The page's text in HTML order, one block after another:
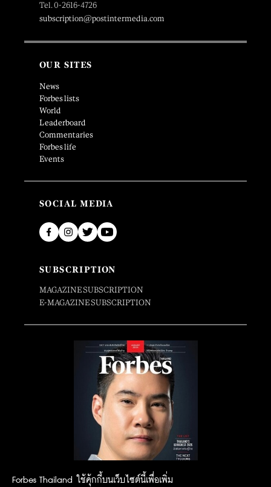
Forbes Thailand ใช้คุ้กกี้บนเว็บไซต์นี้เพื่อเพิ่ม
Tel. 0-2616-4726
subscription@postintermedia.com
OUR SITES
News
Forbes lists
World
Leaderboard
Commentaries
Forbes life
Events
SOCIAL MEDIA
SUBSCRIPTION
MAGAZINE SUBSCRIPTION
E-MAGAZINE SUBSCRIPTION